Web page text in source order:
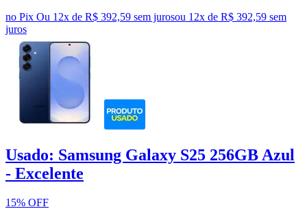
no Pix Ou 12x de R$ 392,59 sem jurosou 12x de R$ 392,59 sem
juros
Usado: Samsung Galaxy S25 256GB Azul
- Excelente
15% OFF